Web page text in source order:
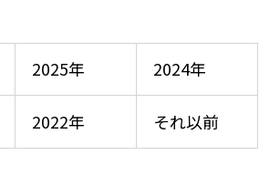
2025年 2024年
2022年 それ以前